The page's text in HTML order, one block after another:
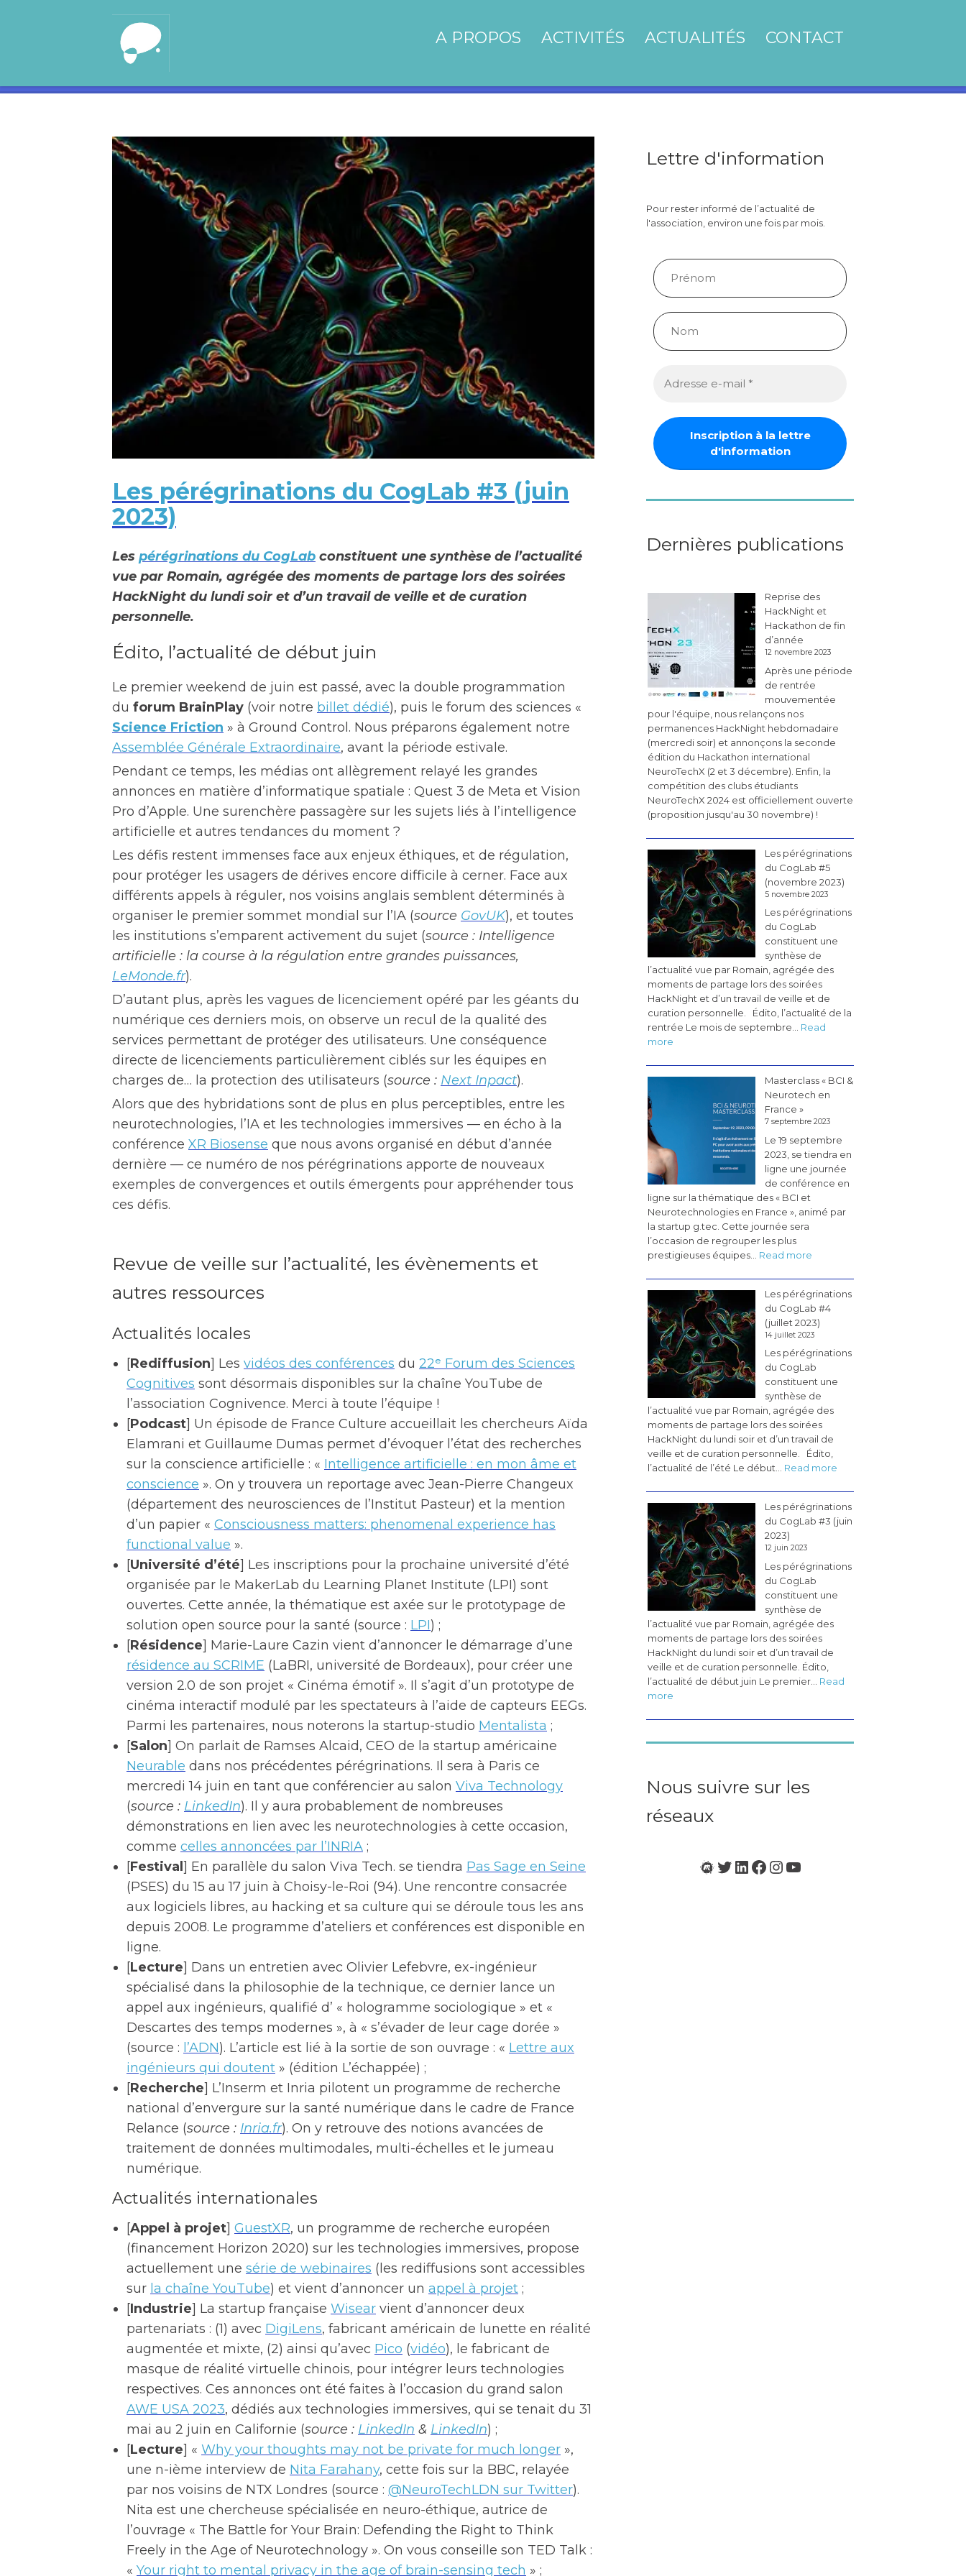
A PROPOS ACTIVITÉS ACTUALITÉS CONTACT
Les pérégrinations du CogLab #3 (juin
2023)
Les pérégrinations du CogLab constituent une synthèse de l’actualité
vue par Romain, agrégée des moments de partage lors des soirées
HackNight du lundi soir et d’un travail de veille et de curation
personnelle.
Édito, l’actualité de début juin
Le premier weekend de juin est passé, avec la double programmation
du forum BrainPlay (voir notre billet dédié), puis le forum des sciences «
Science Friction » à Ground Control. Nous préparons également notre
Assemblée Générale Extraordinaire, avant la période estivale.
Pendant ce temps, les médias ont allègrement relayé les grandes
annonces en matière d’informatique spatiale : Quest 3 de Meta et Vision
Pro d’Apple. Une surenchère passagère sur les sujets liés à l’intelligence
artificielle et autres tendances du moment ?
Les défis restent immenses face aux enjeux éthiques, et de régulation,
pour protéger les usagers de dérives encore difficile à cerner. Face aux
différents appels à réguler, nos voisins anglais semblent déterminés à
organiser le premier sommet mondial sur l’IA (source GovUK), et toutes
les institutions s’emparent activement du sujet (source : Intelligence
artificielle : la course à la régulation entre grandes puissances,
LeMonde.fr).
D’autant plus, après les vagues de licenciement opéré par les géants du
numérique ces derniers mois, on observe un recul de la qualité des
services permettant de protéger des utilisateurs. Une conséquence
directe de licenciements particulièrement ciblés sur les équipes en
charges de… la protection des utilisateurs (source : Next Inpact).
Alors que des hybridations sont de plus en plus perceptibles, entre les
neurotechnologies, l’IA et les technologies immersives — en écho à la
conférence XR Biosense que nous avons organisé en début d’année
dernière — ce numéro de nos pérégrinations apporte de nouveaux
exemples de convergences et outils émergents pour appréhender tous
ces défis.
Revue de veille sur l’actualité, les évènements et
autres ressources
Actualités locales
[Rediffusion] Les vidéos des conférences du 22ᵉ Forum des Sciences
Cognitives sont désormais disponibles sur la chaîne YouTube de
l’association Cognivence. Merci à toute l’équipe !
[Podcast] Un épisode de France Culture accueillait les chercheurs Aïda
Elamrani et Guillaume Dumas permet d’évoquer l’état des recherches
sur la conscience artificielle : « Intelligence artificielle : en mon âme et
conscience ». On y trouvera un reportage avec Jean-Pierre Changeux
(département des neurosciences de l’Institut Pasteur) et la mention
d’un papier « Consciousness matters: phenomenal experience has
functional value ».
[Université d’été] Les inscriptions pour la prochaine université d’été
organisée par le MakerLab du Learning Planet Institute (LPI) sont
ouvertes. Cette année, la thématique est axée sur le prototypage de
solution open source pour la santé (source : LPI) ;
[Résidence] Marie-Laure Cazin vient d’annoncer le démarrage d’une
résidence au SCRIME (LaBRI, université de Bordeaux), pour créer une
version 2.0 de son projet « Cinéma émotif ». Il s’agit d’un prototype de
cinéma interactif modulé par les spectateurs à l’aide de capteurs EEGs.
Parmi les partenaires, nous noterons la startup-studio Mentalista ;
[Salon] On parlait de Ramses Alcaid, CEO de la startup américaine
Neurable dans nos précédentes pérégrinations. Il sera à Paris ce
mercredi 14 juin en tant que conférencier au salon Viva Technology
(source : LinkedIn). Il y aura probablement de nombreuses
démonstrations en lien avec les neurotechnologies à cette occasion,
comme celles annoncées par l’INRIA ;
[Festival ] En parallèle du salon Viva Tech. se tiendra Pas Sage en Seine
(PSES) du 15 au 17 juin à Choisy-le-Roi (94). Une rencontre consacrée
aux logiciels libres, au hacking et sa culture qui se déroule tous les ans
depuis 2008. Le programme d’ateliers et conférences est disponible en
ligne.
[Lecture] Dans un entretien avec Olivier Lefebvre, ex-ingénieur
spécialisé dans la philosophie de la technique, ce dernier lance un
appel aux ingénieurs, qualifié d’ « hologramme sociologique » et «
Descartes des temps modernes », à « s’évader de leur cage dorée »
(source : l’ADN). L’article est lié à la sortie de son ouvrage : « Lettre aux
ingénieurs qui doutent » (édition L’échappée) ;
[Recherche] L’Inserm et Inria pilotent un programme de recherche
national d’envergure sur la santé numérique dans le cadre de France
Relance (source : Inria.fr). On y retrouve des notions avancées de
traitement de données multimodales, multi-échelles et le jumeau
numérique.
Actualités internationales
[Appel à projet] GuestXR, un programme de recherche européen
(financement Horizon 2020) sur les technologies immersives, propose
actuellement une série de webinaires (les rediffusions sont accessibles
sur la chaîne YouTube) et vient d’annoncer un appel à projet ;
[Industrie] La startup française Wisear vient d’annoncer deux
partenariats : (1) avec DigiLens, fabricant américain de lunette en réalité
augmentée et mixte, (2) ainsi qu’avec Pico (vidéo), le fabricant de
masque de réalité virtuelle chinois, pour intégrer leurs technologies
respectives. Ces annonces ont été faites à l’occasion du grand salon
AWE USA 2023, dédiés aux technologies immersives, qui se tenait du 31
mai au 2 juin en Californie (source : LinkedIn & LinkedIn) ;
[Lecture] « Why your thoughts may not be private for much longer »,
une n-ième interview de Nita Farahany, cette fois sur la BBC, relayée
par nos voisins de NTX Londres (source : @NeuroTechLDN sur Twitter).
Nita est une chercheuse spécialisée en neuro-éthique, autrice de
l’ouvrage « The Battle for Your Brain: Defending the Right to Think
Freely in the Age of Neurotechnology ». On vous conseille son TED Talk :
« Your right to mental privacy in the age of brain-sensing tech » ;
Lettre d'information
Pour rester informé de l’actualité de
l'association, environ une fois par mois.
Dernières publications
Reprise des
HackNight et
Hackathon de fin
d’année
12 novembre 2023
Après une période
de rentrée
mouvementée
pour l'équipe, nous relançons nos
permanences HackNight hebdomadaire
(mercredi soir) et annonçons la seconde
édition du Hackathon international
NeuroTechX (2 et 3 décembre). Enfin, la
compétition des clubs étudiants
NeuroTechX 2024 est officiellement ouverte
(proposition jusqu'au 30 novembre) !
Les pérégrinations
du CogLab #5
(novembre 2023)
5 novembre 2023
Les pérégrinations
du CogLab
constituent une
synthèse de
l’actualité vue par Romain, agrégée des
moments de partage lors des soirées
HackNight et d’un travail de veille et de
curation personnelle. Édito, l’actualité de la
rentrée Le mois de septembre… Read
more
pérégrinations
(novembre
Masterclass « BCI &
Neurotech en
France »
7 septembre 2023
Le 19 septembre
2023, se tiendra en
ligne une journée
de conférence en
ligne sur la thématique des « BCI et
Neurotechnologies en France », animé par
la startup g.tec. Cette journée sera
l’occasion de regrouper les plus
prestigieuses équipes… Read more
«
BCI
&
Neurotech
en
France
»
Les pérégrinations
du CogLab #4
(juillet 2023)
14 juillet 2023
Les pérégrinations
du CogLab
constituent une
synthèse de
l’actualité vue par Romain, agrégée des
moments de partage lors des soirées
HackNight du lundi soir et d’un travail de
veille et de curation personnelle. Édito,
l’actualité de l’été Le début… Read more
pérégrinations
du
CogLab
2023)
Les pérégrinations
du CogLab #3 (juin
2023)
12 juin 2023
Les pérégrinations
du CogLab
constituent une
synthèse de
l’actualité vue par Romain, agrégée des
moments de partage lors des soirées
HackNight du lundi soir et d’un travail de
veille et de curation personnelle. Édito,
l’actualité de début juin Le premier… Read
more
pérégrinations
2023)
Nous suivre sur les
réseaux
Meetup
Twitter
LinkedIn
Facebook
Instagram
YouTube